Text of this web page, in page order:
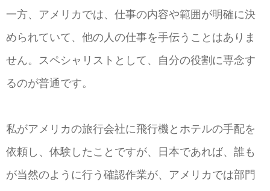
一方、アメリカでは、仕事の内容や範囲が明確に決
められていて、他の人の仕事を手伝うことはありま
せん。スペシャリストとして、自分の役割に専念す
るのが普通です。
私がアメリカの旅行会社に飛行機とホテルの手配を
依頼し、体験したことですが、日本であれば、誰も
が当然のように行う確認作業が、アメリカでは部門